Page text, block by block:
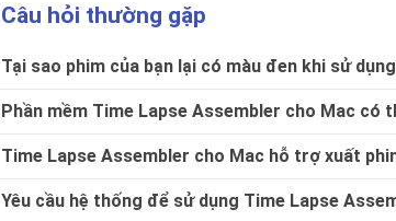
Câu hỏi thường gặp
Tại sao phim của bạn lại có màu đen khi sử
Phần mềm Time Lapse Assembler cho Mac có
Time Lapse Assembler cho Mac hỗ trợ xuất
Yêu cầu hệ thống để sử dụng Time Lapse